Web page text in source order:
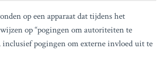
op een apparaat dat tijdens het
op “pogingen om autoriteiten te
inclusief pogingen om externe invloed uit te